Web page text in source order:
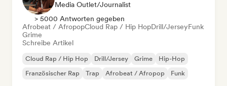
Media Outlet/Journalist
> 5000 Antworten gegeben
Afrobeat / AfropopCloud Rap / Hip HopDrill/JerseyFunk
Grime
Schreibe Artikel
Cloud Rap / Hip Hop Drill/Jersey Grime
Hip-Hop
Französischer Rap
Trap Afrobeat / Afropop Funk